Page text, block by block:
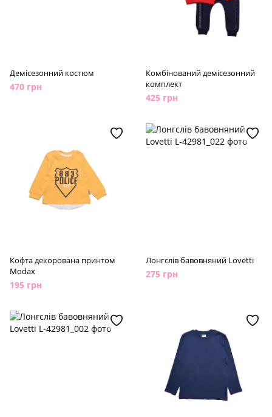
Демісезонний костюм
470 грн
Комбінований демісезонний
комплект
425 грн
Кофта декорована принтом
Modax
195 грн
Лонгслів бавовняний Lovetti
275 грн